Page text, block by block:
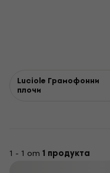
Luciole Грамофонни
плочи
1 - 1 от 1 продукта